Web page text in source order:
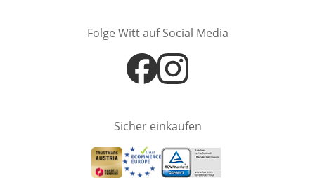
Folge Witt auf Social Media
Öffnet in neuem Fenster
Öffnet in neuem Fenster
Sicher einkaufen